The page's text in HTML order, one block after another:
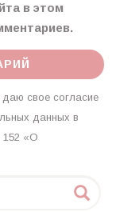
в этом
свое согласие
данных в
152 «О